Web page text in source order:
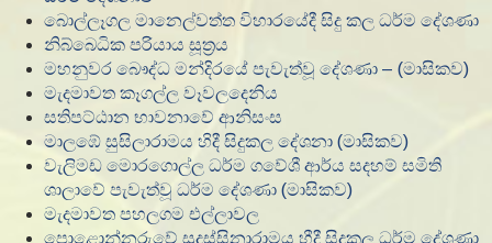
බොල්ලෑගල මානෙල්වත්ත විහාරයේදී සිදු කල ධර්ම දේශණා
නිබ්බෙධික පරියාය සූත්‍රය
මහනුවර බෞද්ධ මන්දිරයේ පැවැත්වූ දේශණා – (මාසිකව)
මැදමාවත කෑගල්ල වෑවලදෙනිය
සතිපට්ඨාන භාවනාවේ ආනිසංස
මාලඹේ සුසිලාරාමය හිදී සිදුකල දේශනා (මාසිකව)
වැලිමඩ මොරගොල්ල ධර්ම ගවේශී ආර්ය සදහම් සමිති
ශාලාවේ පැවැත්වූ ධර්ම දේශණා (මාසිකව)
මැදමාවත පහලගම එල්ලාවල
පොළොන්නරුවේ සුදස්සිනාරාමය හීදී සිදුකල ධර්ම දේශණා